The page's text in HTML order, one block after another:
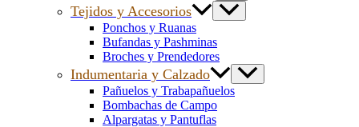
Tejidos y Accesorios
Ponchos y Ruanas
Bufandas y Pashminas
Broches y Prendedores
Indumentaria y Calzado
Pañuelos y Trabapañuelos
Bombachas de Campo
Alpargatas y Pantuflas